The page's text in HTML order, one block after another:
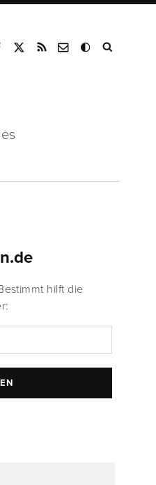
hilft die